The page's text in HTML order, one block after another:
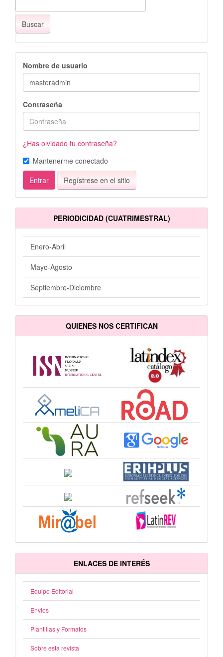
Buscar
Nombre de usuario
Contraseña
¿Has olvidado tu contraseña?
Mantenerme conectado
Entrar
Regístrese en el sitio
PERIODICIDAD (CUATRIMESTRAL)
Enero-Abril
Mayo-Agosto
Septiembre-Diciembre
QUIENES NOS CERTIFICAN
ENLACES DE INTERÉS
Equipo Editorial
Envios
Plantillas y Formatos
Sobre esta revista